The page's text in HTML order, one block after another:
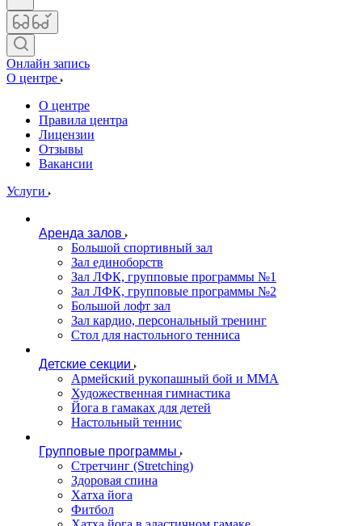
Онлайн запись
О центре
О центре
Правила центра
Лицензии
Отзывы
Вакансии
Услуги
Аренда залов
Большой спортивный зал
Зал единоборств
Зал ЛФК, групповые программы №1
Зал ЛФК, групповые программы №2
Большой лофт зал
Зал кардио, персональный тренинг
Стол для настольного тенниса
Детские секции
Армейский рукопашный бой и ММА
Художественная гимнастика
Йога в гамаках для детей
Настольный теннис
Групповые программы
Стретчинг (Stretching)
Здоровая спина
Хатха йога
Фитбол